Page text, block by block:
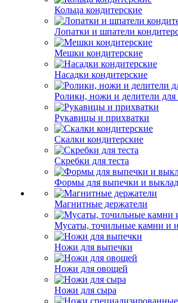
Кольца кондитерские
Лопатки и шпатели
Мешки кондитерские
Насадки кондитерские
Ролики, ножи и делители для
Рукавицы и прихватки
Скалки кондитерские
Скребки для теста
Формы для выпечки и
Магнитные держатели
Мусаты, точильные камни и
Ножи для выпечки
Ножи для овощей
Ножи для сыра